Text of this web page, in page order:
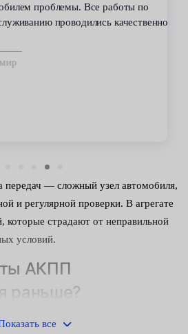
Все работы по
качественно и в
передач — сложный узел автомобиля,
и регулярной проверки. В агрегате
которые страдают от неправильной
условий.
АКПП
раньше?
из строя следующие
все